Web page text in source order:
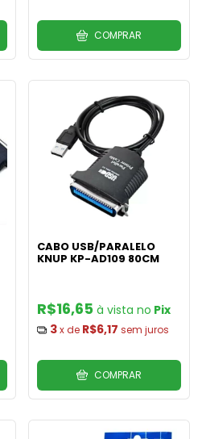
COMPRAR
CABO USB/PARALELO
KNUP KP-AD109 80CM
R$16,65
Pix
3 x de R$6,17 sem juros
COMPRAR